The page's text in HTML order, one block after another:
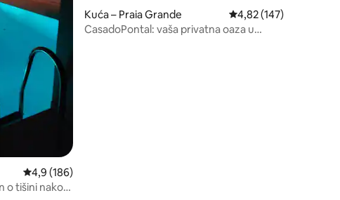
Prosječna ocjena: 4,9/5, recenzija: 186
4,9 (186)
o tišini nakon
Kuća – Praia Grande Prosječna ocjena:
4,82 (147)
CasadoPontal: vaša privatna oaza u